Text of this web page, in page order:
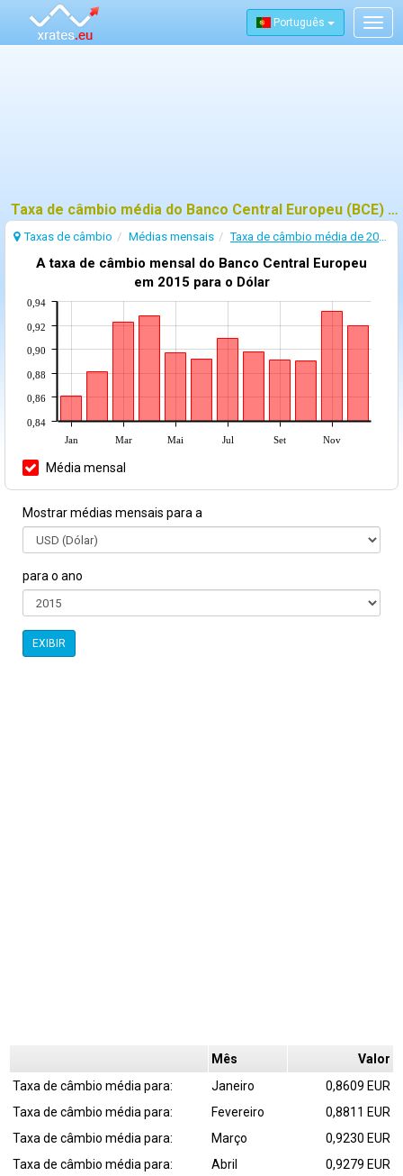
Português
Taxa de câmbio média do Banco Central Europeu (BCE) - 2015
Taxas de câmbio Médias mensais Taxa de câmbio média de 2015
A taxa de câmbio mensal do Banco Central Europeu
em 2015 para o Dólar
Jan Mar Mai Jul Set Nov
0,84
0,86
0,88
0,90
0,92
0,94
Média mensal
Mostrar médias mensais para a
para o ano
EXIBIR
Mês
Valor
Taxa de câmbio média para:
Janeiro
0,8609 EUR
Taxa de câmbio média para:
Fevereiro
0,8811 EUR
Taxa de câmbio média para:
Março
0,9230 EUR
Taxa de câmbio média para:
Abril
0,9279 EUR